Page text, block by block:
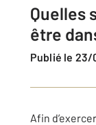
Quelles
être
Publié le
Afin